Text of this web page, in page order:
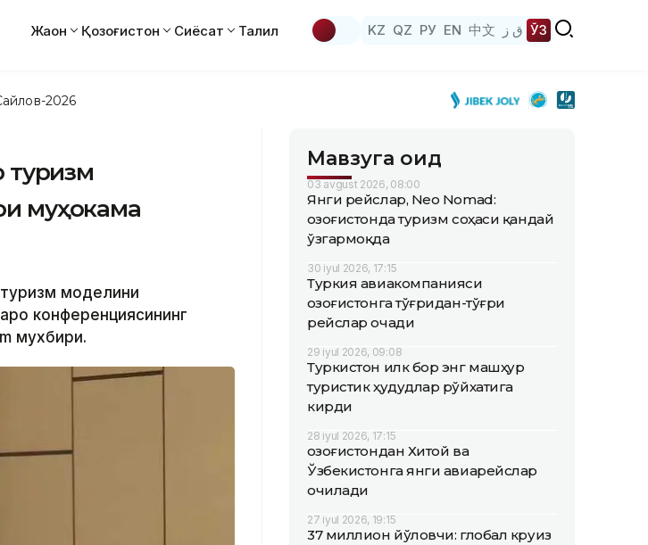
Жаҳон Қозоғистон Сиёсат Таҳлил KZ QZ РУ EN 中文 ق ز ЎЗ
2026
туризм
муҳокама
туризм моделини
конференциясининг
мухбири.
Мавзуга оид
03 avgust 2026, 08:00
Янги рейслар, Neo Nomad:
Қозоғистонда туризм соҳаси қандай
ўзгармоқда
30 iyul 2026, 17:15
Туркия авиакомпанияси
Қозоғистонга тўғридан-тўғри
рейслар очади
29 iyul 2026, 09:08
Туркистон илк бор энг машҳур
туристик ҳудудлар рўйхатига
кирди
28 iyul 2026, 17:15
Қозоғистондан Хитой ва
Ўзбекистонга янги авиарейслар
очилади
27 iyul 2026, 19:15
37 миллион йўловчи: глобал круиз